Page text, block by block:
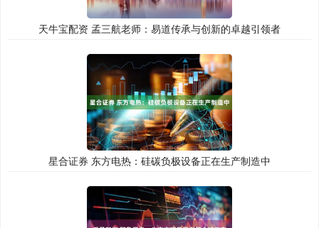
天牛宝配资 孟三航老师：易道传承与创新的卓越引领者
星合证券 东方电热：硅碳负极设备正在生产制造中